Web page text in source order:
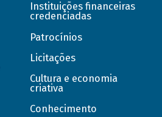
Instituições financeiras
credenciadas
Patrocínios
Licitações
Cultura e economia
criativa
Conhecimento